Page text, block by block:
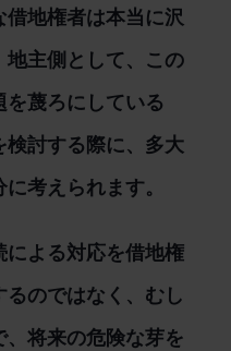
地権者は本当に沢
地主側として、この
を蔑ろにしている
検討する際に、多大
考えられます。
による対応を借地権
のではなく、むし
、将来の危険な芽を